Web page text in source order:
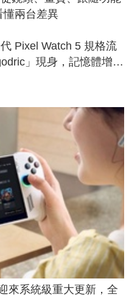
懂兩台差異
Pixel Watch 5 規格流
」現身，記憶體增強
來系統級重大更新，全